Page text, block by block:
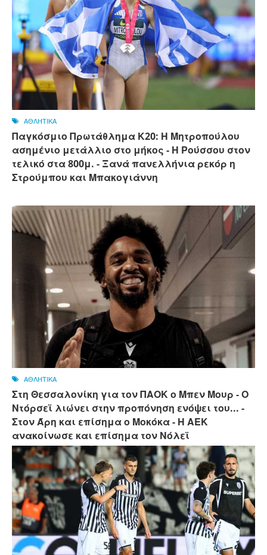
ΑΘΛΗΤΙΚΑ
Παγκόσμιο Πρωτάθλημα Κ20: Η Μητροπούλου
ασημένιο μετάλλιο στο μήκος - Η Ρούσσου στον
τελικό στα 800μ. - Ξανά πανελλήνια ρεκόρ η
Στρούμπου και Μπακογιάννη
ΑΘΛΗΤΙΚΑ
Στη Θεσσαλονίκη για τον ΠΑΟΚ ο Μπεν Μουρ - Ο
Ντόρσεϊ λιώνει στην προπόνηση ενόψει του... -
Στον Άρη και επίσημα ο Μοκόκα - Η ΑΕΚ
ανακοίνωσε και επίσημα τον Νόλεϊ